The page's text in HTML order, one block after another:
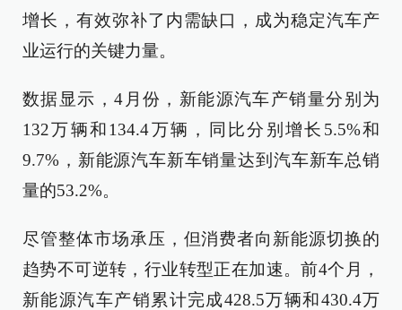
增长，有效弥补了内需缺口，成为稳定汽车产
业运行的关键力量。
数据显示，4月份，新能源汽车产销量分别为
132万辆和134.4万辆，同比分别增长5.5%和
9.7%，新能源汽车新车销量达到汽车新车总销
量的53.2%。
尽管整体市场承压，但消费者向新能源切换的
趋势不可逆转，行业转型正在加速。前4个月，
新能源汽车产销累计完成428.5万辆和430.4万